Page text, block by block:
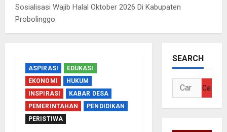
Sosialisasi Wajib Halal Oktober 2026 Di Kabupaten
Probolinggo
ASPIRASI
EDUKASI
EKONOMI
HUKUM
INSPIRASI
KABAR DESA
PEMERINTAHAN
PENDIDIKAN
PERISTIWA
SEARCH
Cari
untuk: